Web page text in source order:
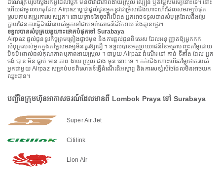
ដំណើរគ្រប់រូបស្វែងរកអ្វីដែលប្លែក មិនថាវាជាភាពងាយស្រួល ល្បឿន ឬតម្លៃសមរម្យនោះទេ។ នោះ
ហើយជាមូលហេតុដែល Airpaz ប្តេជ្ញាផ្តល់ជូនអ្នកនូវជម្រើសជើងហោះហើរដែលសមរម្យបំផុត
ស្របតាមតម្រូវការរបស់អ្នក។ ដោយគ្រាន់តែចុចពីរបីដង អ្នកអាចទទួលបានសំបុត្រដែលនឹងប្រែ
ក្លាយផែនការធ្វើដំណើររបស់អ្នកទៅជាបទពិសោធន៍ដ៏រីករាយ និងគ្មានថ្នេរ។
ទទួលបានសំបុត្រយន្តហោះថោកបំផុតទៅ Surabaya
Airpaz ផ្តល់ជូននូវកិច្ចព្រមព្រៀងផ្តាច់មុខ និងការផ្តល់ជូនពិសេស ដែលអនុញ្ញាតឱ្យអ្នកកក់
សំបុត្ររបស់អ្នកក្នុងតម្លៃសមរម្យមិនគួរឱ្យជឿ ។ ទទួលបានអត្ថប្រយោជន៍នៃអត្រាបញ្ចុះតម្លៃដោយ
មិនប៉ះពាល់ដល់គុណភាពឬភាពងាយស្រួល ។ ជាមួយ Airpaz ដំណើរ ទៅ កាន់ ទីតាំង ដែល អ្នក
ចង់ បាន មិន ធ្លាប់ មាន ភាព ងាយ ស្រួល ជាង មុន នោះ ទេ ។ កក់ជើងហោះហើរតម្លៃថោករបស់
អ្នកជាមួយ Airpaz សម្រាប់បទពិសោធន៍ធ្វើដំណើរដ៏អស្ចារ្យ និងការសន្សំសំចៃដែលមិនអាចយក
ឈ្នះបាន។
បញ្ជីនៃក្រុមហ៊ុនអាកាសចរណ៍ដែលមានពី Lombok Praya ទៅ Surabaya
Super Air Jet
Citilink
Lion Air